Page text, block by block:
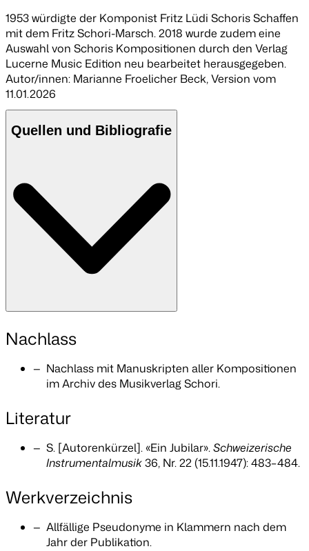
1953 würdigte der Komponist Fritz Lüdi Schoris Schaffen
mit dem Fritz Schori-Marsch. 2018 wurde zudem eine
Auswahl von Schoris Kompositionen durch den Verlag
Lucerne Music Edition neu bearbeitet herausgegeben.
Autor/innen: Marianne Froelicher Beck,Version vom
11.01.2026
Quellen und Bibliografie
Nachlass
Nachlass mit Manuskripten aller Kompositionen
im Archiv des Musikverlag Schori.
Literatur
S. [Autorenkürzel]. «Ein Jubilar».Schweizerische
Instrumentalmusik36, Nr. 22 (15.11.1947): 483–484.
Werkverzeichnis
Allfällige Pseudonyme in Klammern nach dem
Jahr der Publikation.